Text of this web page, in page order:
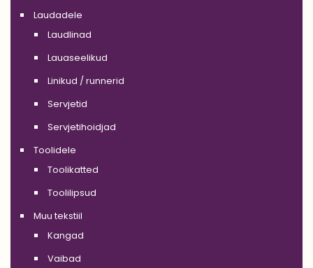
Laudadele
Laudlinad
Lauaseelikud
Linikud / runnerid
Servjetid
Servjetihoidjad
Toolidele
Toolikatted
Toolilipsud
Muu tekstiil
Kangad
Vaibad